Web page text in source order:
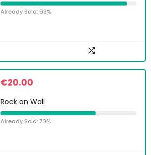
Already Sold: 93%
€20.00
Rock on Wall
Already Sold: 70%